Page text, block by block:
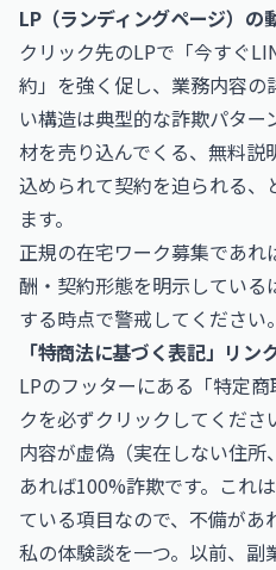
LP（ランディングページ）の
クリック先のLPで「今すぐ
約」を強く促し、業務内容
い構造は典型的な詐欺パタ
材を売り込んでくる、無料説
込められて契約を迫られる
ます。
正規の在宅ワーク募集であれ
酬・契約形態を明示している
する時点で警戒してください。
「特商法に基づく表記」リン
LPのフッターにある「特定
クを必ずクリックしてくだ
内容が虚偽（実在しない住
あれば100%詐欺です。これ
ている項目なので、不備があ
私の体験談を一つ。以前、副